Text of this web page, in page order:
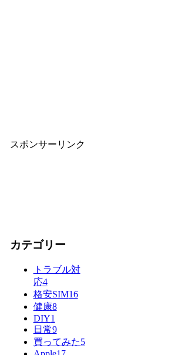
スポンサーリンク
カテゴリー
トラブル対
応4
格安SIM16
健康8
DIY1
日常9
買ってみた5